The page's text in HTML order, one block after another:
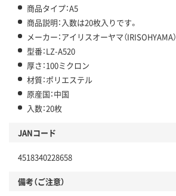
商品タイプ：A5
商品説明：入数は20枚入りです。
メーカー：アイリスオーヤマ（IRISOHYAMA）
型番：LZ-A520
厚さ：100ミクロン
材質：ポリエステル
原産国：中国
入数：20枚
JANコード
4518340228658
備考（ご注意）